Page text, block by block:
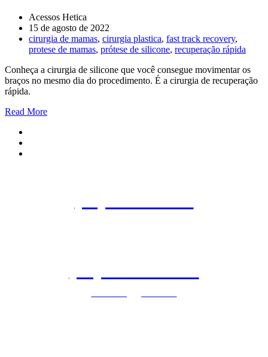
Acessos Hetica
15 de agosto de 2022
cirurgia de mamas, cirurgia plastica, fast track recovery,
protese de mamas, prótese de silicone, recuperação rápida
Conheça a cirurgia de silicone que você consegue movimentar os
braços no mesmo dia do procedimento. É a cirurgia de recuperação
rápida.
Read More